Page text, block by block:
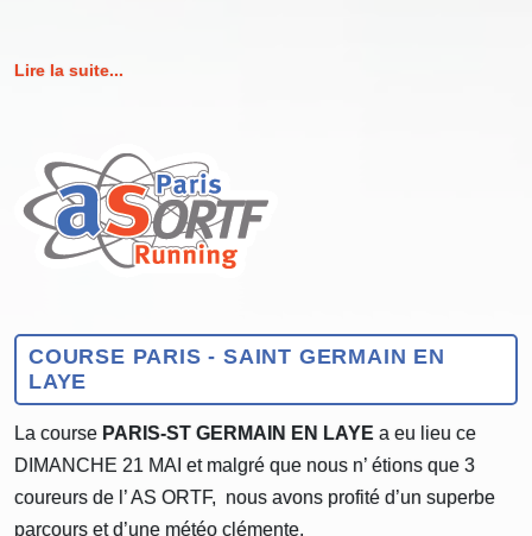
Lire la suite...
COURSE PARIS - SAINT GERMAIN EN
LAYE
La course PARIS-ST GERMAIN EN LAYE a eu lieu ce
DIMANCHE 21 MAI et malgré que nous n’ étions que 3
coureurs de l’ AS ORTF, nous avons profité d’un superbe
parcours et d’une météo clémente.